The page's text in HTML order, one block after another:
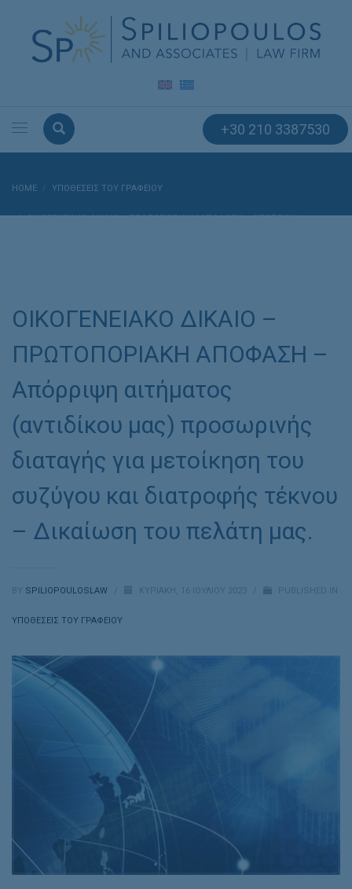
+30 210 3387530
HOME ΥΠΟΘΈΣΕΙΣ ΤΟΥ ΓΡΑΦΕΊΟΥ
ΟΙΚΟΓΕΝΕΙΑΚΟ ΔΙΚΑΙΟ – ΠΡΩΤΟΠΟΡΙΑΚΗ ΑΠΟΦΑΣΗ – ΑΠΌΡΡΙΨΗ
ΟΙΚΟΓΕΝΕΙΑΚΟ ΔΙΚΑΙΟ –
ΠΡΩΤΟΠΟΡΙΑΚΗ ΑΠΟΦΑΣΗ –
Απόρριψη αιτήματος
(αντιδίκου μας) προσωρινής
διαταγής για μετοίκηση του
συζύγου και διατροφής τέκνου
– Δικαίωση του πελάτη μας.
BY SPILIOPOULOSLAW ΚΥΡΙΑΚΉ, 16 ΙΟΥΛΊΟΥ 2023 PUBLISHED IN
ΥΠΟΘΈΣΕΙΣ ΤΟΥ ΓΡΑΦΕΊΟΥ